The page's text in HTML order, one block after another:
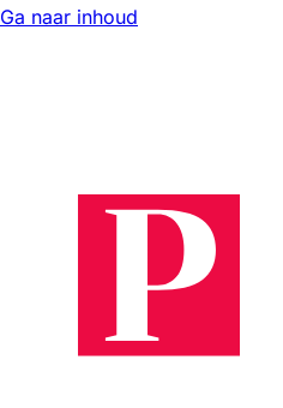
Ga naar inhoud